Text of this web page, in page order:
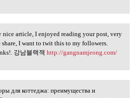
article, I enjoyed
nice article, I enjoyed reading your post, very
share, I want to twit this to my followers.
강남블랙잭 http://gangnamjeong.com/
для коттеджа: преимущества и